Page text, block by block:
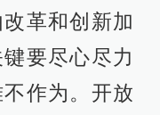
革和创新加
要尽心尽力
作为。开放